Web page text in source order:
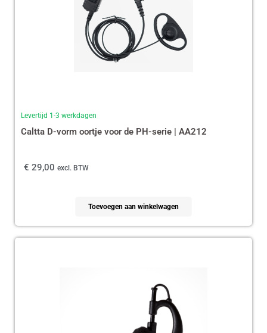
Levertijd 1-3 werkdagen
Caltta D-vorm oortje voor de PH-serie | AA212
€ 29,00 excl. BTW
Toevoegen aan winkelwagen